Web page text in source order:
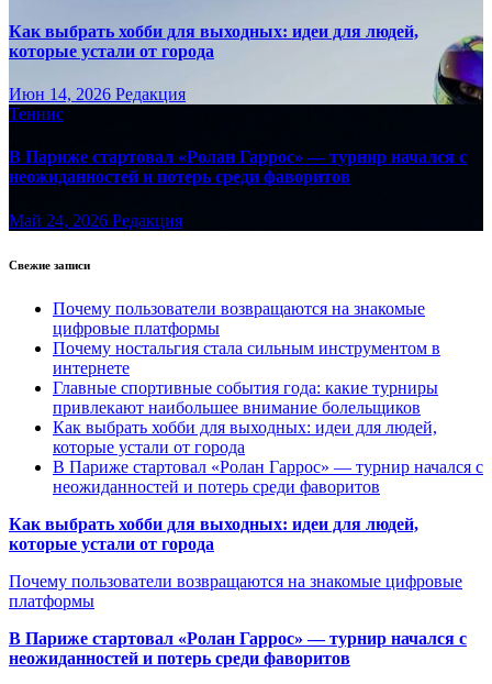
Как выбрать хобби для выходных: идеи для людей,
которые устали от города
Июн 14, 2026 Редакция
Теннис
В Париже стартовал «Ролан Гаррос» — турнир начался с
неожиданностей и потерь среди фаворитов
Май 24, 2026 Редакция
Свежие записи
Почему пользователи возвращаются на знакомые
цифровые платформы
Почему ностальгия стала сильным инструментом в
интернете
Главные спортивные события года: какие турниры
привлекают наибольшее внимание болельщиков
Как выбрать хобби для выходных: идеи для людей,
которые устали от города
В Париже стартовал «Ролан Гаррос» — турнир начался с
неожиданностей и потерь среди фаворитов
Как выбрать хобби для выходных: идеи для людей,
которые устали от города
Почему пользователи возвращаются на знакомые цифровые
платформы
В Париже стартовал «Ролан Гаррос» — турнир начался с
неожиданностей и потерь среди фаворитов